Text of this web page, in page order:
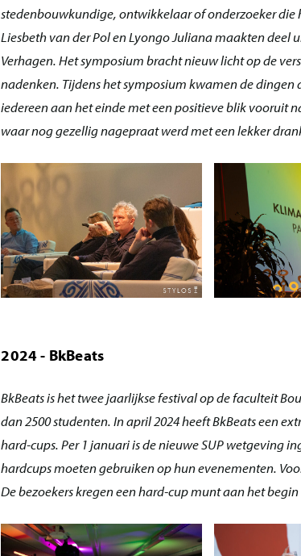
stedenbouwkundige, ontwikkelaar of onderzoeker die
Liesbeth van der Pol en Lyongo Juliana maakten deel
Verhagen. Het symposium bracht nieuw licht op de
nadenken. Tijdens het symposium kwamen de
iedereen aan het einde met een positieve blik vooruit
waar nog gezellig nagepraat werd met een lekker
2024 - BkBeats
BkBeats is het twee jaarlijkse festival op de faculteit
dan 2500 studenten. In april 2024 heeft BkBeats een
hard-cups. Per 1 januari is de nieuwe SUP wetgeving
hardcups moeten gebruiken op hun evenementen.
De bezoekers kregen een hard-cup munt aan het